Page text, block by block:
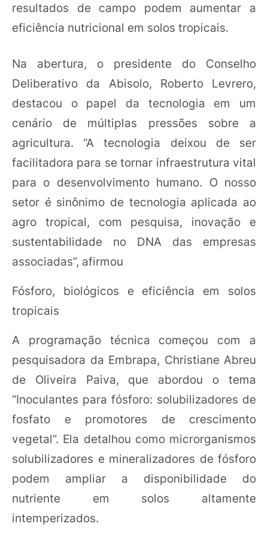
resultados de campo podem aumentar a
eficiência nutricional em solos tropicais.
Na abertura, o presidente do Conselho
Deliberativo da Abisolo, Roberto Levrero,
destacou o papel da tecnologia em um
cenário de múltiplas pressões sobre a
agricultura. “A tecnologia deixou de ser
facilitadora para se tornar infraestrutura vital
para o desenvolvimento humano. O nosso
setor é sinônimo de tecnologia aplicada ao
agro tropical, com pesquisa, inovação e
sustentabilidade no DNA das empresas
associadas”, afirmou
Fósforo, biológicos e eficiência em solos
tropicais
A programação técnica começou com a
pesquisadora da Embrapa, Christiane Abreu
de Oliveira Paiva, que abordou o tema
“Inoculantes para fósforo: solubilizadores de
fosfato e promotores de crescimento
vegetal”. Ela detalhou como microrganismos
solubilizadores e mineralizadores de fósforo
podem ampliar a disponibilidade do
nutriente em solos altamente
intemperizados.